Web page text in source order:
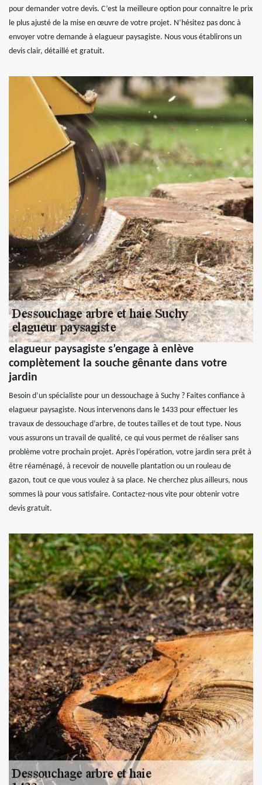
pour demander votre devis. C’est la meilleure option pour connaitre le prix
le plus ajusté de la mise en œuvre de votre projet. N’hésitez pas donc à
envoyer votre demande à elagueur paysagiste. Nous vous établirons un
devis clair, détaillé et gratuit.
elagueur paysagiste s’engage à enlève
complètement la souche gênante dans votre
jardin
Besoin d’un spécialiste pour un dessouchage à Suchy ? Faites confiance à
elagueur paysagiste. Nous intervenons dans le 1433 pour effectuer les
travaux de dessouchage d’arbre, de toutes tailles et de tout type. Nous
vous assurons un travail de qualité, ce qui vous permet de réaliser sans
problème votre prochain projet. Après l’opération, votre jardin sera prêt à
être réaménagé, à recevoir de nouvelle plantation ou un rouleau de
gazon, tout ce que vous voulez à sa place. Ne cherchez plus ailleurs, nous
sommes là pour vous satisfaire. Contactez-nous vite pour obtenir votre
devis gratuit.